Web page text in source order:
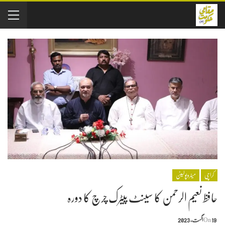
کراچی میٹروپولیٹن
حافظ نعیم الرحمن کا سینٹ پیٹرک چرچ کا دورہ
On 19 اگست, 2023